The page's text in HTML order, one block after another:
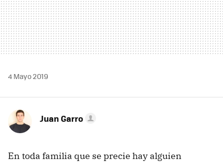
4 Mayo 2019
Juan Garro
En toda familia que se precie hay alguien